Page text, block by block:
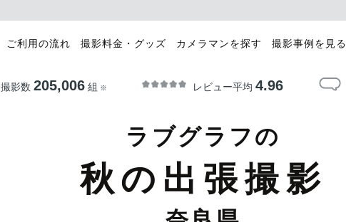
ご利用の流れ 撮影料金・グッズ カメラマンを探す 撮影事例を見る
撮影数 205,006組 ※ レビュー平均 4.96
ラブグラフの
秋の出張撮影